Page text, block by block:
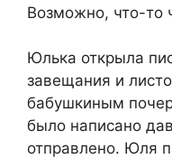
Возможно, что-то
Юлька открыла
завещания и
бабушкиным
было написано
отправлено. Юля